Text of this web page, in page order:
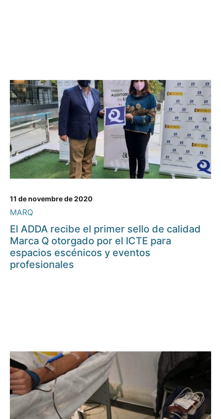
11 de novembre de 2020
MARQ
El ADDA recibe el primer sello de calidad
Marca Q otorgado por el ICTE para
espacios escénicos y eventos
profesionales